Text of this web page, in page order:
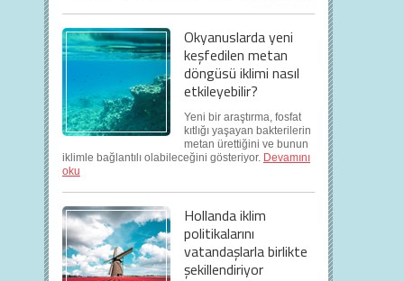
Okyanuslarda yeni
keşfedilen metan
döngüsü iklimi nasıl
etkileyebilir?
Yeni bir araştırma, fosfat
kıtlığı yaşayan bakterilerin
metan ürettiğini ve bunun
iklimle bağlantılı olabileceğini gösteriyor. Devamını
oku
Hollanda iklim
politikalarını
vatandaşlarla birlikte
şekillendiriyor